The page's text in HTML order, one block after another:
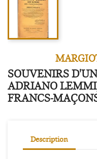
SOUVENIRS
ADRIANO
FRANCS-
Description